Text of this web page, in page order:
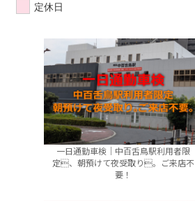
定休日
一日通勤車検｜中百舌鳥駅利用者限
定、朝預けて夜受取り。ご来店不
要！